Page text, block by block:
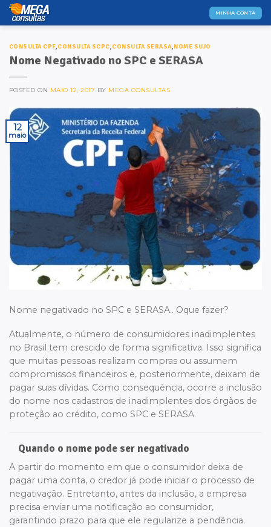
Skip
MINHA CONTA
CONSULTA CPF,CONSULTA SCPC,CONSULTA SERASA,NOME SUJO
Nome Negativado no SPC e SERASA
POSTED ON MAIO 12, 2017 BY MEGA CONSULTAS
12
maio
Nome negativado no SPC e SERASA.. Oque fazer?
Atualmente, o número de consumidores inadimplentes
no Brasil tem crescido de forma significativa. Isso significa
que muitas pessoas realizam compras ou assumem
compromissos financeiros e, posteriormente, deixam de
pagar suas dívidas. Como consequência, ocorre a inclusão
do nome nos cadastros de inadimplentes dos órgãos de
proteção ao crédito, como SPC e SERASA.
Quando o nome pode ser negativado
A partir do momento em que o consumidor deixa de
pagar uma conta, o credor já pode iniciar o processo de
negativação. Entretanto, antes da inclusão, a empresa
precisa enviar uma notificação ao consumidor,
garantindo prazo para que ele regularize a pendência.